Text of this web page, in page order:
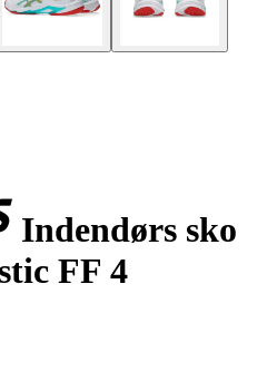
Indendørs sko
FF 4